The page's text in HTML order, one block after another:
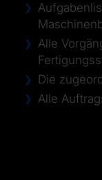
Alle
Die
Alle